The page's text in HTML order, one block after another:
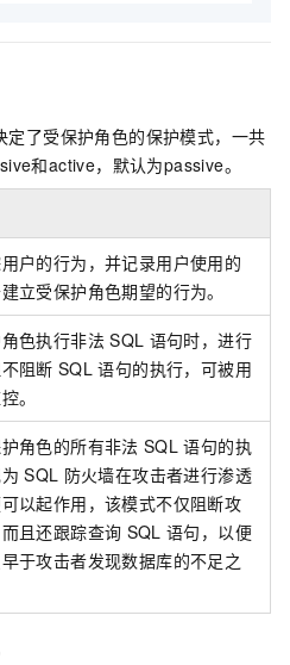
了受保护角色的保护模式，一共
和active，默认为passive。
户的行为，并记录用户使用的
立受保护角色期望的行为。
色执行非法 SQL 语句时，进行
阻断 SQL 语句的执行，可被用
。
角色的所有非法 SQL 语句的执
SQL 防火墙在攻击者进行渗透
以起作用，该模式不仅阻断攻
且还跟踪查询 SQL 语句，以便
于攻击者发现数据库的不足之